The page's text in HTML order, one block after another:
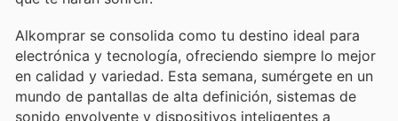
Alkomprar se consolida como tu destino ideal para
electrónica y tecnología, ofreciendo siempre lo mejor
en calidad y variedad. Esta semana, sumérgete en un
mundo de pantallas de alta definición, sistemas de
sonido envolvente y dispositivos inteligentes a